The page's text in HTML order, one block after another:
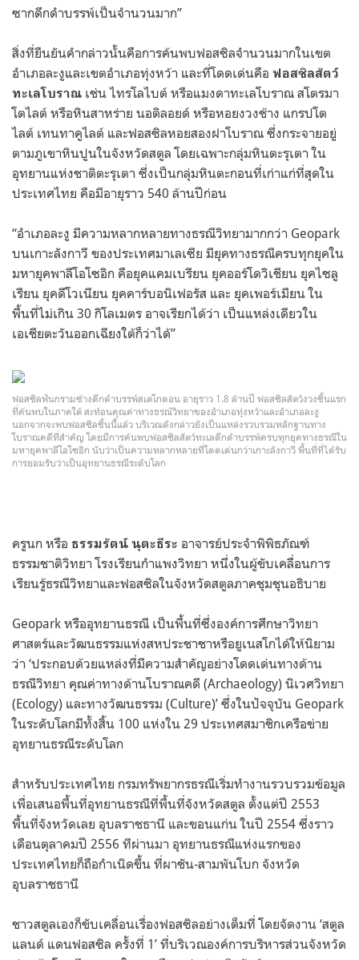
ซากดึกดำบรรพ์เป็นจำนวนมาก”
สิ่งที่ยืนยันคำกล่าวนั้นคือการค้นพบฟอสซิลจำนวนมากในเขต
อำเภอละงูและเขตอำเภอทุ่งหว้า และที่โดดเด่นคือ ฟอสซิลสัตว์
ทะเลโบราณ เช่น ไทรโลไบต์ หรือแมงดาทะเลโบราณ สโตรมา
โตไลต์ หรือหินสาหร่าย นอติลอยด์ หรือหอยงวงช้าง แกรปโต
ไลต์ เทนทาคูไลต์ และฟอสซิลหอยสองฝาโบราณ ซึ่งกระจายอยู่
ตามภูเขาหินปูนในจังหวัดสตูล โดยเฉพาะกลุ่มหินตะรุเตา ใน
อุทยานแห่งชาติตะรุเตา ซึ่งเป็นกลุ่มหินตะกอนที่เก่าแก่ที่สุดใน
ประเทศไทย คือมีอายุราว 540 ล้านปีก่อน
“อำเภอละงู มีความหลากหลายทางธรณีวิทยามากกว่า Geopark
บนเกาะลังกาวี ของประเทศมาเลเซีย มียุคทางธรณีครบทุกยุคใน
มหายุคพาลีโอโซอิก คือยุคแคมเบรียน ยุคออร์โดวิเชียน ยุคไซลู
เรียน ยุคดีโวเนียน ยุคคาร์บอนิเฟอรัส และ ยุคเพอร์เมียน ใน
พื้นที่ไม่เกิน 30 กิโลเมตร อาจเรียกได้ว่า เป็นแหล่งเดียวใน
เอเชียตะวันออกเฉียงใต้ก็ว่าได้”
ฟอสซิลฟันกรามช้างดึกดำบรรพ์สเตโกดอน อายุราว 1.8 ล้านปี ฟอสซิลสัตว์งวงชิ้นแรก
ที่ค้นพบในภาคใต้ สะท้อนคุณค่าทางธรณ๊วิทยาของอำเภอทุ่งหว้าและอำเภอละงู
นอกจากจะพบฟอสซิลชิ้นนี้แล้ว บริเวณดังกล่าวยังเป็นแหล่งรวบรวมหลักฐานทาง
โบราณคดีที่สำคัญ โดยมีการค้นพบฟอสซิลสัตว์ทะเลดึกดำบรรพ์ครบทุกยุคทางธรณีใน
มหายุคพาลีโอโซอิก นับว่าเป็นความหลากหลายที่โดดเด่นกว่าเกาะลังกาวี พื้นที่ที่ได้รับ
การยอมรับว่าเป็นอุทยานธรณีระดับโลก
ครูนก หรือ ธรรมรัตน์ นุตะธีระ อาจารย์ประจำพิพิธภัณฑ์
ธรรมชาติวิทยา โรงเรียนกำแพงวิทยา หนึ่งในผู้ขับเคลื่อนการ
เรียนรู้ธรณีวิทยาและฟอสซิลในจังหวัดสตูลภาคชุมชุนอธิบาย
Geopark หรืออุทยานธรณี เป็นพื้นที่ซึ่งองค์การศึกษาวิทยา
ศาสตร์และวัฒนธรรมแห่งสหประชาชาหรือยูเนสโกได้ให้นิยาม
ว่า ‘ประกอบด้วยแหล่งที่มีความสำคัญอย่างโดดเด่นทางด้าน
ธรณีวิทยา คุณค่าทางด้านโบราณคดี (Archaeology) นิเวศวิทยา
(Ecology) และทางวัฒนธรรม (Culture)’ ซึ่งในปัจจุบัน Geopark
ในระดับโลกมีทั้งสิ้น 100 แห่งใน 29 ประเทศสมาชิกเครือข่าย
อุทยานธรณีระดับโลก
สำหรับประเทศไทย กรมทรัพยากรธรณีเริ่มทำงานรวบรวมข้อมูล
เพื่อเสนอพื้นที่อุทยานธรณีที่พื้นที่จังหวัดสตูล ตั้งแต่ปี 2553
พื้นที่จังหวัดเลย อุบลราชธานี และขอนแก่น ในปี 2554 ซึ่งราว
เดือนตุลาคมปี 2556 ทีผ่านมา อุทยานธรณีแห่งแรกของ
ประเทศไทยก็ถือกำเนิดขึ้น ที่ผาชัน-สามพันโบก จังหวัด
อุบลราชธานี
ชาวสตูลเองก็ขับเคลื่อนเรื่องฟอสซิลอย่างเต็มที่ โดยจัดงาน ‘สตูล
แลนด์ แดนฟอสซิล ครั้งที่ 1’ ที่บริเวณองค์การบริหารส่วนจังหวัด